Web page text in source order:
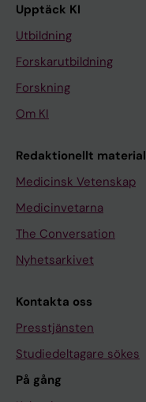
Upptäck KI
Utbildning
Forskarutbildning
Forskning
Om KI
Redaktionellt material
Medicinsk Vetenskap
Medicinvetarna
The Conversation
Nyhetsarkivet
Kontakta oss
Presstjänsten
Studiedeltagare sökes
På gång